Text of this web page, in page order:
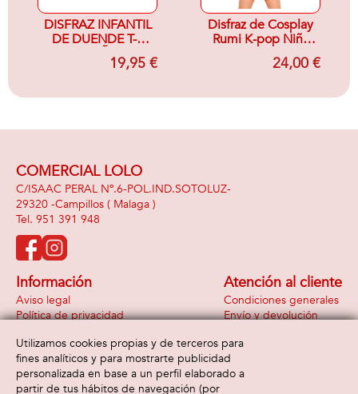
DISFRAZ INFANTIL
DE DUENDE T-3
(7/9 AÑOS)19,95 €
Disfraz de Cosplay
Rumi K-pop Niña
para Carnaval 5-6
AÑOS24,00 €
COMERCIAL LOLO
C/ISAAC PERAL Nº.6-POL.IND.SOTOLUZ-
29320 -Campillos ( Malaga )
951 391 948
Información
Aviso legal
Política de privacidad
Atención al cliente
Condiciones generales
Envío y devolución
Formas de pago
Utilizamos cookies propias y de terceros para
fines analíticos y para mostrarte publicidad
personalizada en base a un perfil elaborado a
partir de tus hábitos de navegación (por